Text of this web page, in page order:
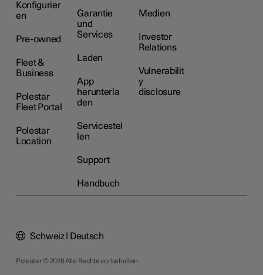
Konfigurier
en
Pre-owned
Fleet &
Business
Polestar
Fleet Portal
Polestar
Location
Garantie
und
Services
Laden
App
herunterla
den
Servicestel
len
Support
Handbuch
Medien
Investor
Relations
Vulnerabilit
y
disclosure
Polestar © 2026 Alle Rechte vorbehalten
Schweiz | Deutsch